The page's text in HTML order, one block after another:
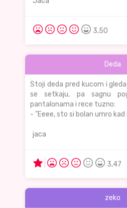
3,50
Deda
Stoji deda pred kucom i
se setkaju, pa sagnu
pantalonama i rece tuzno:
- "Eeee, sto si bolan umro
jaca
3,47
zeko